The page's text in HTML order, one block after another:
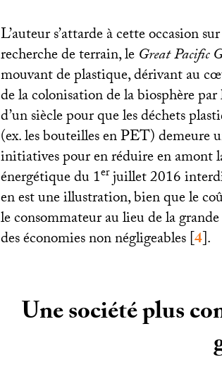
L’auteur s’attarde à cette occasion
recherche de terrain, leGreat Pacific
mouvant de plastique, dérivant au
de la colonisation de la biosphère
d’un siècle pour que les déchets
(ex. les bouteilles enPET) demeure
initiatives pour en réduire en amont
énergétique du 1erjuillet 2016
en est une illustration, bien que le
le consommateur au lieu de la
des économies non négligeables[4].
Une société plus